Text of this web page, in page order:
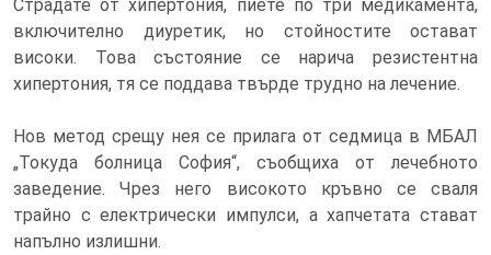
Страдате от хипертония, пиете по три медикамента,
включително диуретик, но стойностите остават
високи. Това състояние се нарича резистентна
хипертония, тя се поддава твърде трудно на лечение.
Нов метод срещу нея се прилага от седмица в МБАЛ
„Токуда болница София“, съобщиха от лечебното
заведение. Чрез него високото кръвно се сваля
трайно с електрически импулси, а хапчетата стават
напълно излишни.